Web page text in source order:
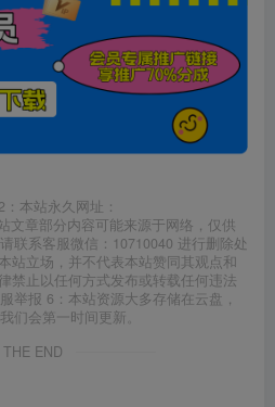
本站永久网址：
文章部分内容可能来源于网络，仅供
联系客服微信：10710040 进行删除处
站立场，并不代表本站赞同其观点和
禁止以任何方式发布或转载任何违法
举报 6：本站资源大多存储在云盘，
们会第一时间更新。
THE END